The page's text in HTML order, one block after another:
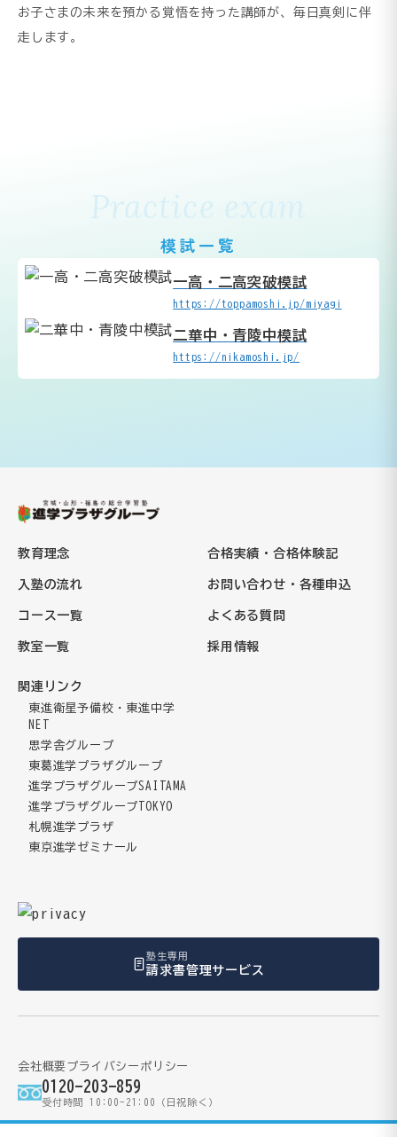
お子さまの未来を預かる覚悟を持った講師が、毎日真剣に伴
走します。
Practice exam
模試一覧
一高・二高突破模試
https://toppamoshi.jp/miyagi
二華中・青陵中模試
https://nikamoshi.jp/
教育理念
入塾の流れ
コース一覧
教室一覧
合格実績・合格体験記
お問い合わせ・各種申込
よくある質問
採用情報
関連リンク
東進衛星予備校・東進中学
NET
思学舎グループ
東葛進学プラザグループ
進学プラザグループSAITAMA
進学プラザグループTOKYO
札幌進学プラザ
東京進学ゼミナール
塾生専用
請求書管理サービス
会社概要プライバシーポリシー
0120-203-859
受付時間 10:00-21:00（日祝除く）